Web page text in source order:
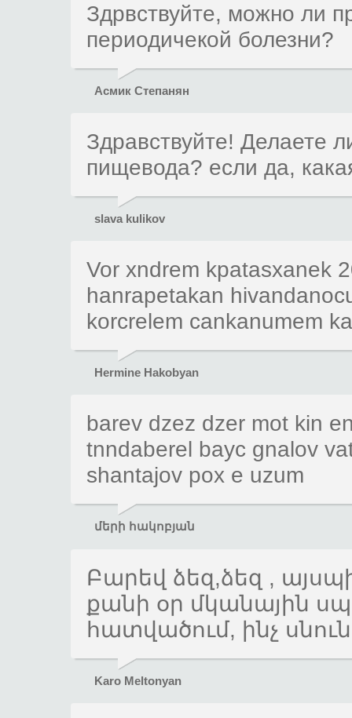
Здрвствуйте, можно ли
периодичекой болезни?
Асмик Степанян
Здравствуйте! Делаете
пищевода? если да,
slava kulikov
Vor xndrem kpatasxanek
hanrapetakan
korcrelem cankanumem
Hermine Hakobyan
barev dzez dzer mot kin
tnndaberel bayc gnalov
shantajov pox e uzum
մերի հակոբյան
Բարեվ ձեզ,ձեզ ,
քանի օր մկանային
հատվածում, ինչ
Karo Meltonyan